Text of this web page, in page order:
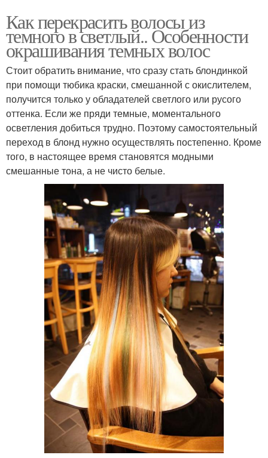
Как перекрасить волосы из
темного в светлый.. Особенности
окрашивания темных волос
Стоит обратить внимание, что сразу стать блондинкой
при помощи тюбика краски, смешанной с окислителем,
получится только у обладателей светлого или русого
оттенка. Если же пряди темные, моментального
осветления добиться трудно. Поэтому самостоятельный
переход в блонд нужно осуществлять постепенно. Кроме
того, в настоящее время становятся модными
смешанные тона, а не чисто белые.